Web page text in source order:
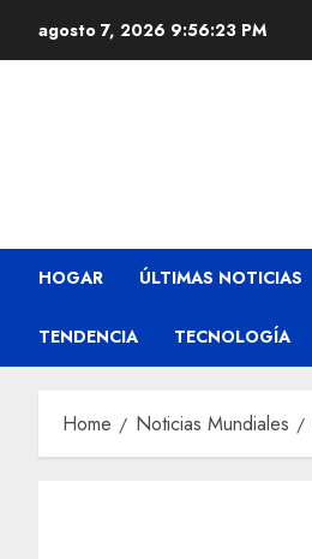
agosto 7, 2026 9:56:24 PM
HOGAR ÚLTIMAS NOTICIAS
TENDENCIA TECNOLOGÍA
Home Noticias Mundiales